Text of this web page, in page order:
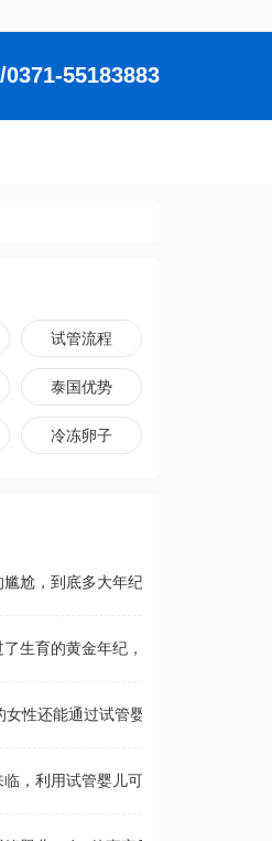
55183883
试管流程
泰国优势
冷冻卵子
尬，到底多大年纪才不能生育？如
了生育的黄金年纪，高龄女性还有机
女性还能通过试管婴儿怀孕吗？河南
临，利用试管婴儿可以一胎搞定三个